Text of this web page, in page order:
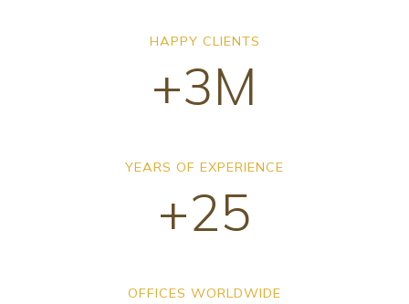
HAPPY CLIENTS
+3M
YEARS OF EXPERIENCE
+25
OFFICES WORLDWIDE